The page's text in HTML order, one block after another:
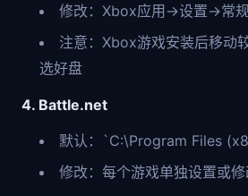
修改：Xbox应用→设置→常
注意：Xbox游戏安装后移动
选好盘
4. Battle.net
默认：`C:\Program Files
修改：每个游戏单独设置或